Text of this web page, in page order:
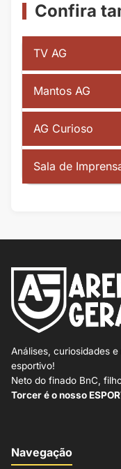
Confira
TV AG
Mantos AG
AG Curioso
Sala de
Análises, curiosidades
esportivo!
Neto do finado BnC,
Torcer é o nosso
Navegação